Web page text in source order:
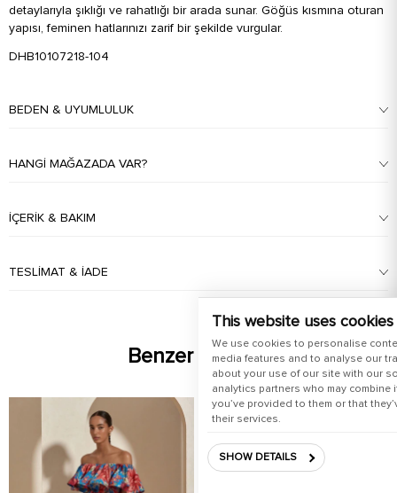
This website uses cookies
We use cookies to personalise
media features and to analyse our
about your use of our site with our
analytics partners who may
you’ve provided to them or that
their services.
SHOW DETAILS
detaylarıyla şıklığı ve rahatlığı bir arada sunar. Göğüs kısmına oturan
yapısı, feminen hatlarınızı zarif bir şekilde vurgular.
DHB10107218-104
BEDEN & UYUMLULUK
HANGI MAĞAZADA VAR?
İÇERIK & BAKIM
TESLIMAT & İADE
Benzer Ürünler